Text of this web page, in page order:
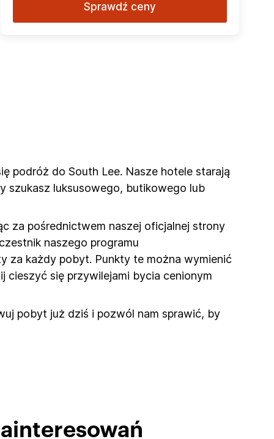
Sprawdź ceny
podróż do South Lee. Nasze hotele starają
szukasz luksusowego, butikowego lub
za pośrednictwem naszej oficjalnej strony
naszego programu
za każdy pobyt. Punkty te można wymienić
cieszyć się przywilejami bycia cenionym
pobyt już dziś i pozwól nam sprawić, by